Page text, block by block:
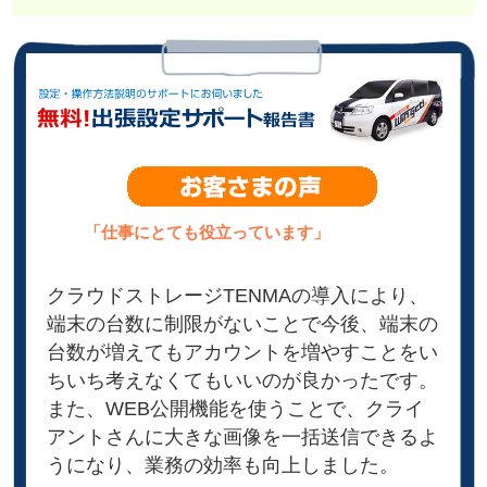
「仕事にとても役立っています」
クラウドストレージTENMAの導入により、
端末の台数に制限がないことで今後、端末の
台数が増えてもアカウントを増やすことをい
ちいち考えなくてもいいのが良かったです。
また、WEB公開機能を使うことで、クライ
アントさんに大きな画像を一括送信できるよ
うになり、業務の効率も向上しました。